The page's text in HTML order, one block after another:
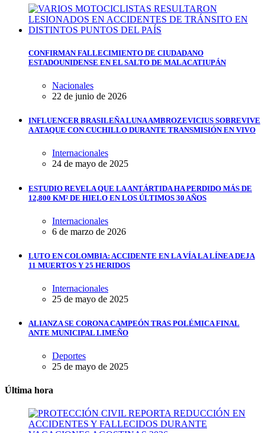
CONFIRMAN FALLECIMIENTO DE CIUDADANO
ESTADOUNIDENSE EN EL SALTO DE MALACATIUPÁN
Nacionales
22 de junio de 2026
INFLUENCER BRASILEÑA LUNA AMBROZEVICIUS SOBREVIVE
A ATAQUE CON CUCHILLO DURANTE TRANSMISIÓN EN VIVO
Internacionales
24 de mayo de 2025
ESTUDIO REVELA QUE LA ANTÁRTIDA HA PERDIDO MÁS DE
12,800 KM² DE HIELO EN LOS ÚLTIMOS 30 AÑOS
Internacionales
6 de marzo de 2026
LUTO EN COLOMBIA: ACCIDENTE EN LA VÍA LA LÍNEA DEJA
11 MUERTOS Y 25 HERIDOS
Internacionales
25 de mayo de 2025
ALIANZA SE CORONA CAMPEÓN TRAS POLÉMICA FINAL
ANTE MUNICIPAL LIMEÑO
Deportes
25 de mayo de 2025
Última hora